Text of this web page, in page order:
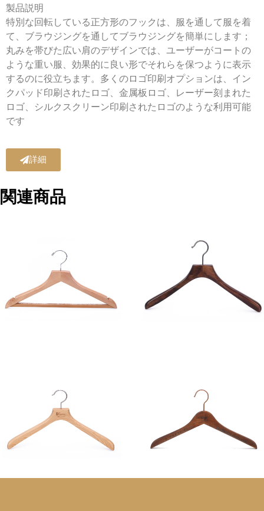
製品説明
特別な回転している正方形のフックは、服を通して服を着
て、ブラウジングを通してブラウジングを簡単にします；
丸みを帯びた広い肩のデザインでは、ユーザーがコートの
ような重い服、効果的に良い形でそれらを保つように表示
するのに役立ちます。多くのロゴ印刷オプションは、イン
クパッド印刷されたロゴ、金属板ロゴ、レーザー刻まれた
ロゴ、シルクスクリーン印刷されたロゴのような利用可能
です
詳細
関連商品